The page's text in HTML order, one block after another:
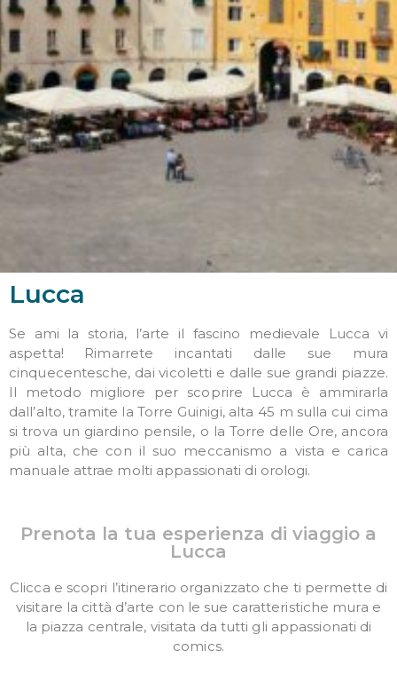
Lucca
Se ami la storia, l’arte il fascino medievale Lucca vi
aspetta! Rimarrete incantati dalle sue mura
cinquecentesche, dai vicoletti e dalle sue grandi piazze.
Il metodo migliore per scoprire Lucca è ammirarla
dall’alto, tramite la Torre Guinigi, alta 45 m sulla cui cima
si trova un giardino pensile, o la Torre delle Ore, ancora
più alta, che con il suo meccanismo a vista e carica
manuale attrae molti appassionati di orologi.
Prenota la tua esperienza di viaggio a
Lucca
Clicca e scopri l’itinerario organizzato che ti permette di
visitare la città d’arte con le sue caratteristiche mura e
la piazza centrale, visitata da tutti gli appassionati di
comics.